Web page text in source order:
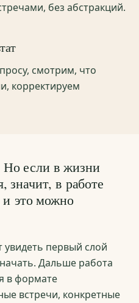
без абстракций.
смотрим, что
корректируем
если в жизни
значит, в работе
и это можно
увидеть первый слой
Дальше работа
в формате
встречи, конкретные